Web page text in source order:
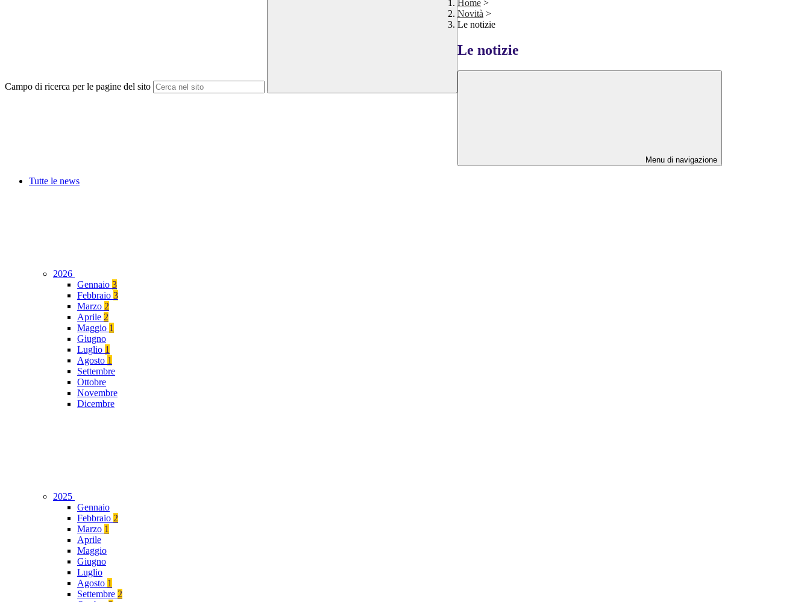
Campo di ricerca per le pagine del sito
Home >
Novità >
Le notizie
Le notizie
Menu di navigazione
Tutte le news
2026
Gennaio 3
Febbraio 3
Marzo 2
Aprile 2
Maggio 1
Giugno
Luglio 1
Agosto 1
Settembre
Ottobre
Novembre
Dicembre
2025
Gennaio
Febbraio 2
Marzo 1
Aprile
Maggio
Giugno
Luglio
Agosto 1
Settembre 2